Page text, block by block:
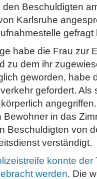
den Beschuldigten
Karlsruhe
gefragt
habe die Frau zur
zu dem ihr
geworden, habe
gefordert.
Bewohner in das
Beschuldigten von
verständigt.
konnte
werden. Die